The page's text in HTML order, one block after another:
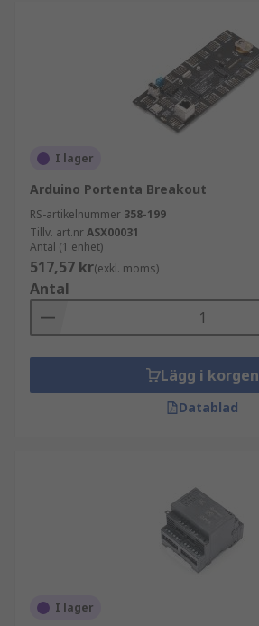
I lager
Arduino Portenta Breakout
RS-artikelnummer 358-199
Tillv. art.nrASX00031
Antal (1 enhet)
517,57 kr(exkl. moms)
Antal
Lägg i korgen
Datablad
I lager